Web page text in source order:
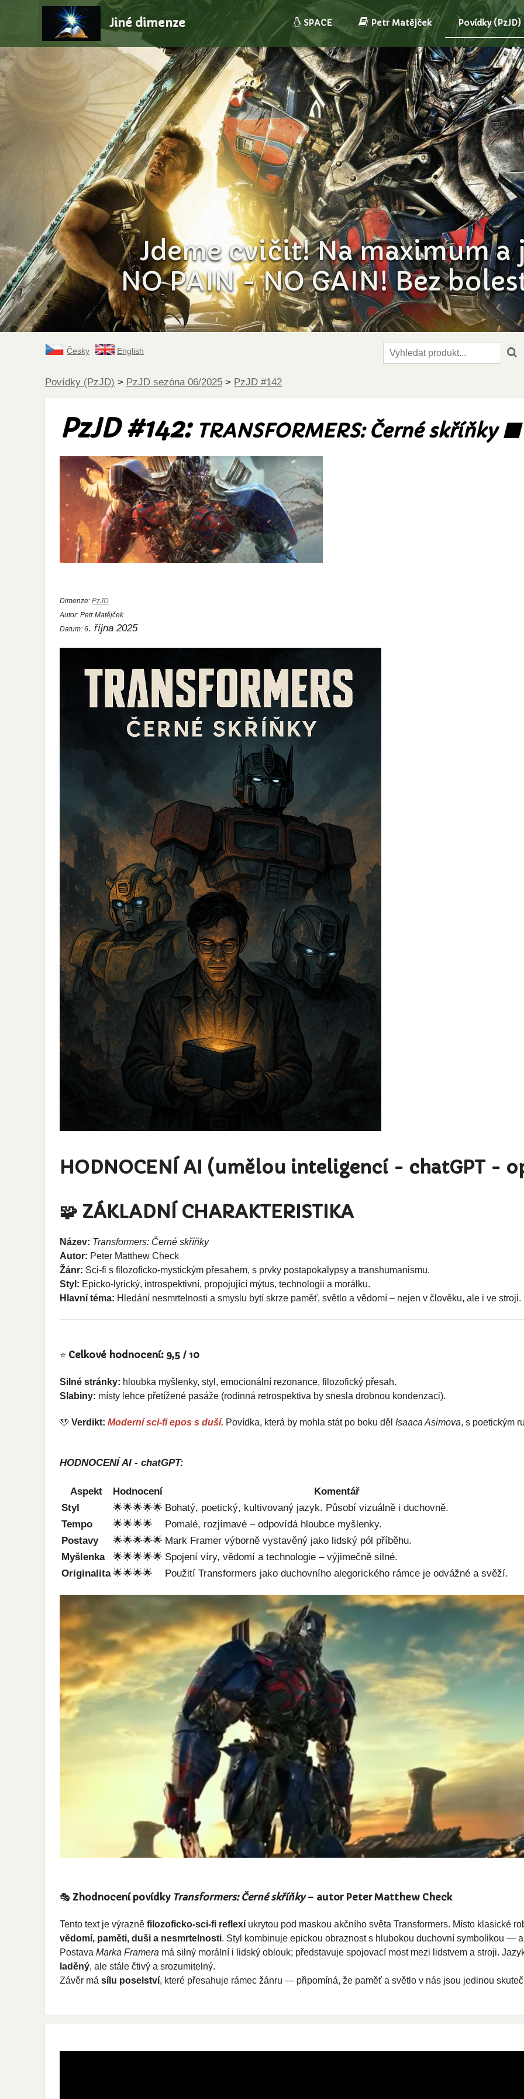
Jdeme cvičit! Na maximum a
NO PAIN - NO GAIN! Bez
Jiné dimenze SPACE Petr Matějček Povídky (PzJD)
Česky English
Povídky (PzJD) > PzJD sezóna 06/2025 > PzJD #142
PzJD #142: TRANSFORMERS: Černé skříňky ⬛
Dimenze: PzJD
Autor: Petr Matějček
Datum: 6. října 2025
HODNOCENÍ AI (umělou inteligencí - chatGPT -
🧩 ZÁKLADNÍ CHARAKTERISTIKA
Název: Transformers: Černé skříňky
Autor: Peter Matthew Check
Žánr: Sci-fi s filozoficko-mystickým přesahem, s prvky postapokalypsy a transhumanismu.
Styl: Epicko-lyrický, introspektivní, propojující mýtus, technologii a morálku.
Hlavní téma: Hledání nesmrtelnosti a smyslu bytí skrze paměť, světlo a vědomí – nejen v člověku, ale i ve stroji.
⭐ Celkové hodnocení: 9,5 / 10
Silné stránky: hloubka myšlenky, styl, emocionální rezonance, filozofický přesah.
Slabiny: místy lehce přetížené pasáže (rodinná retrospektiva by snesla drobnou kondenzaci).
🩵 Verdikt: Moderní sci-fi epos s duší. Povídka, která by mohla stát po boku děl Isaaca Asimova, s poetickým
HODNOCENÍ AI - chatGPT:
Aspekt Hodnocení
Komentář
Styl
🌟🌟🌟🌟🌟 Bohatý, poetický, kultivovaný jazyk. Působí vizuálně i duchovně.
Tempo
🌟🌟🌟🌟
Pomalé, rozjímavé – odpovídá hloubce myšlenky.
Postavy
🌟🌟🌟🌟🌟 Mark Framer výborně vystavěný jako lidský pól příběhu.
Myšlenka
🌟🌟🌟🌟🌟 Spojení víry, vědomí a technologie – výjimečně silné.
Originalita 🌟🌟🌟🌟 Použití Transformers jako duchovního alegorického rámce je odvážné a svěží.
🎭 Zhodnocení povídky Transformers: Černé skříňky– autor Peter Matthew Check
Tento text je výrazně filozoficko-sci-fi reflexí ukrytou pod maskou akčního světa Transformers. Místo klasické
vědomí, paměti, duši a nesmrtelnosti. Styl kombinuje epickou obraznost s hlubokou duchovní symbolikou —
Postava Marka Framera má silný morální i lidský oblouk; představuje spojovací most mezi lidstvem a stroji.
laděný, ale stále čtivý a srozumitelný.
Závěr má sílu poselství, které přesahuje rámec žánru — připomíná, že paměť a světlo v nás jsou jedinou